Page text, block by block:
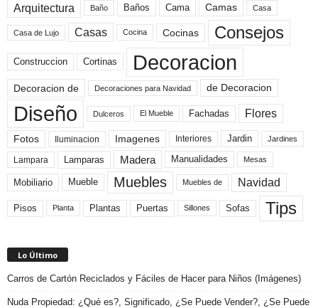
Arquitectura Baño Baños Cama Camas Casa
Casa de Lujo Casas Cocina Cocinas Consejos
Construccion Cortinas Decoracion
Decoracion de Decoraciones para Navidad de Decoracion
Diseño Dulceros El Mueble Fachadas Flores
Fotos Iluminacion Imagenes Interiores Jardin Jardines
Lampara Lamparas Madera Manualidades Mesas
Mobiliario Mueble Muebles Muebles de Navidad
Pisos Planta Plantas Puertas Sillones Sofas Tips
Lo Último
Carros de Cartón Reciclados y Fáciles de Hacer para Niños (Imágenes)
Nuda Propiedad: ¿Qué es?, Significado, ¿Se Puede Vender?, ¿Se Puede